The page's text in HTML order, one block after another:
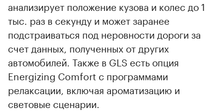
анализирует положение кузова и колес до 1
тыс. раз в секунду и может заранее
подстраиваться под неровности дороги за
счет данных, полученных от других
автомобилей. Также в GLS есть опция
Energizing Comfort с программами
релаксации, включая ароматизацию и
световые сценарии.